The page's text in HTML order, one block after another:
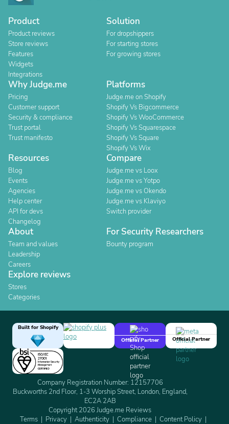
Product
Product reviews
Store reviews
Features
Widgets
Integrations
Solution
For dropshippers
For starting stores
For growing stores
Why Judge.me
Pricing
Customer support
Security & compliance
Trust portal
Trust manifesto
Platforms
Judge.me on Shopify
Shopify Vs Bigcommerce
Shopify Vs WooCommerce
Shopify Vs Squarespace
Shopify Vs Square
Shopify Vs Wix
Resources
Blog
Events
Agencies
Help center
API for devs
Changelog
Compare
Judge.me vs Loox
Judge.me vs Yotpo
Judge.me vs Okendo
Judge.me vs Klaviyo
Switch provider
About
Team and values
Leadership
Careers
For Security Researchers
Bounty program
Explore reviews
Stores
Categories
Built for Shopify
Official Partner
Official Partner
Company Registration Number: 12157706
Buckworths 2nd Floor, 1-3 Worship Street, London, England,
EC2A 2AB
Copyright 2026 Judge.me Reviews
Terms
Privacy Authenticity Compliance Content Policy